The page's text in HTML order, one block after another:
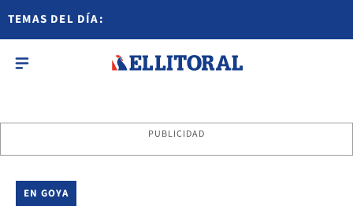
TEMAS DEL DÍA:
PUBLICIDAD
EN GOYA